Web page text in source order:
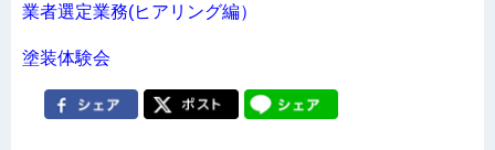
業者選定業務(ヒアリング編）
塗装体験会